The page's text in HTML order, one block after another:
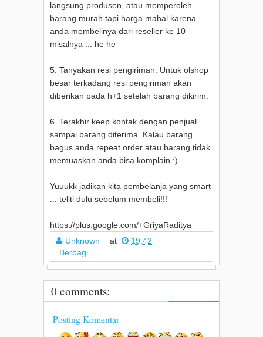
langsung produsen, atau memperoleh
barang murah tapi harga mahal karena
anda membelinya dari reseller ke 10
misalnya ... he he
5. Tanyakan resi pengiriman. Untuk olshop
besar terkadang resi pengiriman akan
diberikan pada h+1 setelah barang dikirim.
6. Terakhir keep kontak dengan penjual
sampai barang diterima. Kalau barang
bagus anda repeat order atau barang tidak
memuaskan anda bisa komplain :)
Yuuukk jadikan kita pembelanja yang smart
... teliti dulu sebelum membeli!!!
https://plus.google.com/+GriyaRaditya
Unknown
at
19.42
Berbagi
0 comments:
Posting Komentar